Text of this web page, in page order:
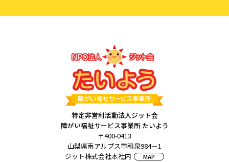
特定非営利活動法人ジット会
障がい福祉サービス事業所 たいよう
〒400-0413
山梨県南アルプス市和泉984－1
ジット株式会社本社内
MAP